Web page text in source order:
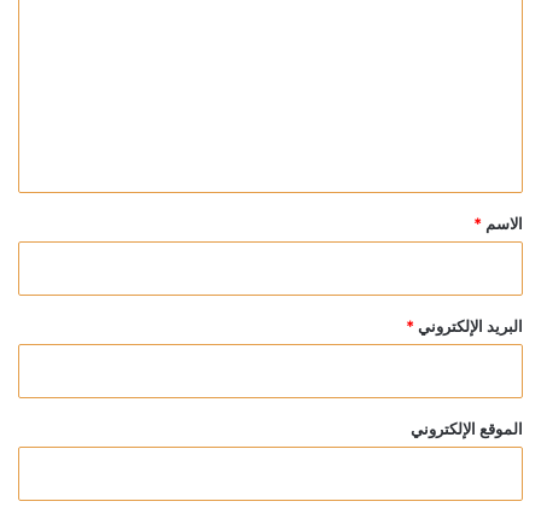
*
الاسم *
البريد الإلكتروني *
الموقع الإلكتروني